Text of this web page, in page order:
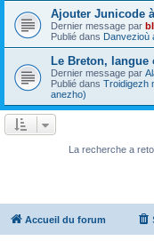
Ajouter Junicode
Dernier message par
Publié dans Danvezioù
Le Breton, langue
Dernier message par
Publié dans Troidigezh
anezho)
La recherche a
Accueil du forum